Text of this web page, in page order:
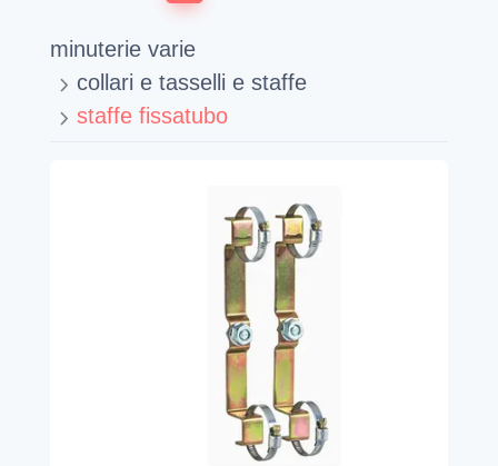
minuterie varie
collari e tasselli e staffe
staffe fissatubo